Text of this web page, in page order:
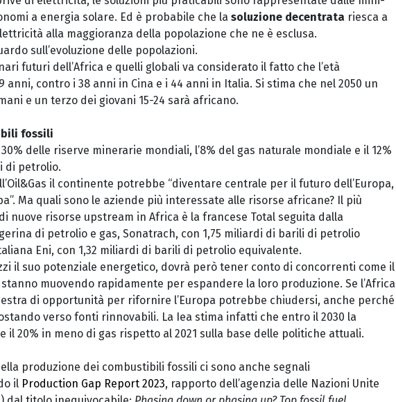
a energia solare. Ed è probabile che la soluzione decentrata riesca a
alla maggioranza della popolazione che ne è esclusa.
sull’evoluzione delle popolazioni.
futuri dell’Africa e quelli globali va considerato il fatto che l’età
anni, contro i 38 anni in Cina e i 44 anni in Italia. Si stima che nel 2050 un
e un terzo dei giovani 15-24 sarà africano.
fossili
30% delle riserve minerarie mondiali, l’8% del gas naturale mondiale e il 12%
di petrolio.
il continente potrebbe “diventare centrale per il futuro dell’Europa,
Ma quali sono le aziende più interessate alle risorse africane? Il più
nuove risorse upstream in Africa è la francese Total seguita dalla
di petrolio e gas, Sonatrach, con 1,75 miliardi di barili di petrolio
Eni, con 1,32 miliardi di barili di petrolio equivalente.
il suo potenziale energetico, dovrà però tener conto di concorrenti come il
stanno muovendo rapidamente per espandere la loro produzione. Se l’Africa
di opportunità per rifornire l’Europa potrebbe chiudersi, anche perché
verso fonti rinnovabili. La Iea stima infatti che entro il 2030 la
il 20% in meno di gas rispetto al 2021 sulla base delle politiche attuali.
produzione dei combustibili fossili ci sono anche segnali
il Production Gap Report 2023, rapporto dell’agenzia delle Nazioni Unite